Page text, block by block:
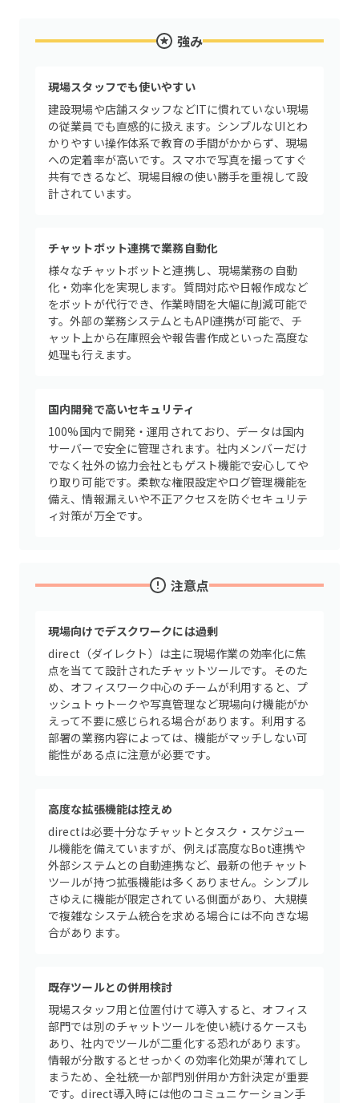
強み
現場スタッフでも使いやすい
建設現場や店舗スタッフなどITに慣れていない現場
の従業員でも直感的に扱えます。シンプルなUIとわ
かりやすい操作体系で教育の手間がかからず、現場
への定着率が高いです。スマホで写真を撮ってすぐ
共有できるなど、現場目線の使い勝手を重視して設
計されています。
チャットボット連携で業務自動化
様々なチャットボットと連携し、現場業務の自動
化・効率化を実現します。質問対応や日報作成など
をボットが代行でき、作業時間を大幅に削減可能で
す。外部の業務システムともAPI連携が可能で、チ
ャット上から在庫照会や報告書作成といった高度な
処理も行えます。
国内開発で高いセキュリティ
100%国内で開発・運用されており、データは国内
サーバーで安全に管理されます。社内メンバーだけ
でなく社外の協力会社ともゲスト機能で安心してや
り取り可能です。柔軟な権限設定やログ管理機能を
備え、情報漏えいや不正アクセスを防ぐセキュリテ
ィ対策が万全です。
注意点
現場向けでデスクワークには過剰
direct（ダイレクト）は主に現場作業の効率化に焦
点を当てて設計されたチャットツールです。そのた
め、オフィスワーク中心のチームが利用すると、プ
ッシュトゥトークや写真管理など現場向け機能がか
えって不要に感じられる場合があります。利用する
部署の業務内容によっては、機能がマッチしない可
能性がある点に注意が必要です。
高度な拡張機能は控えめ
directは必要十分なチャットとタスク・スケジュー
ル機能を備えていますが、例えば高度なBot連携や
外部システムとの自動連携など、最新の他チャット
ツールが持つ拡張機能は多くありません。シンプル
さゆえに機能が限定されている側面があり、大規模
で複雑なシステム統合を求める場合には不向きな場
合があります。
既存ツールとの併用検討
現場スタッフ用と位置付けて導入すると、オフィス
部門では別のチャットツールを使い続けるケースも
あり、社内でツールが二重化する恐れがあります。
情報が分散するとせっかくの効率化効果が薄れてし
まうため、全社統一か部門別併用か方針決定が重要
です。direct導入時には他のコミュニケーション手